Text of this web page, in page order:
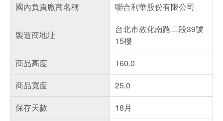
國內負責廠商名稱
聯合利華股份有限公司
製造商地址
台北市敦化南路二段39號
15樓
商品高度
160.0
商品寬度
25.0
保存天數
18月